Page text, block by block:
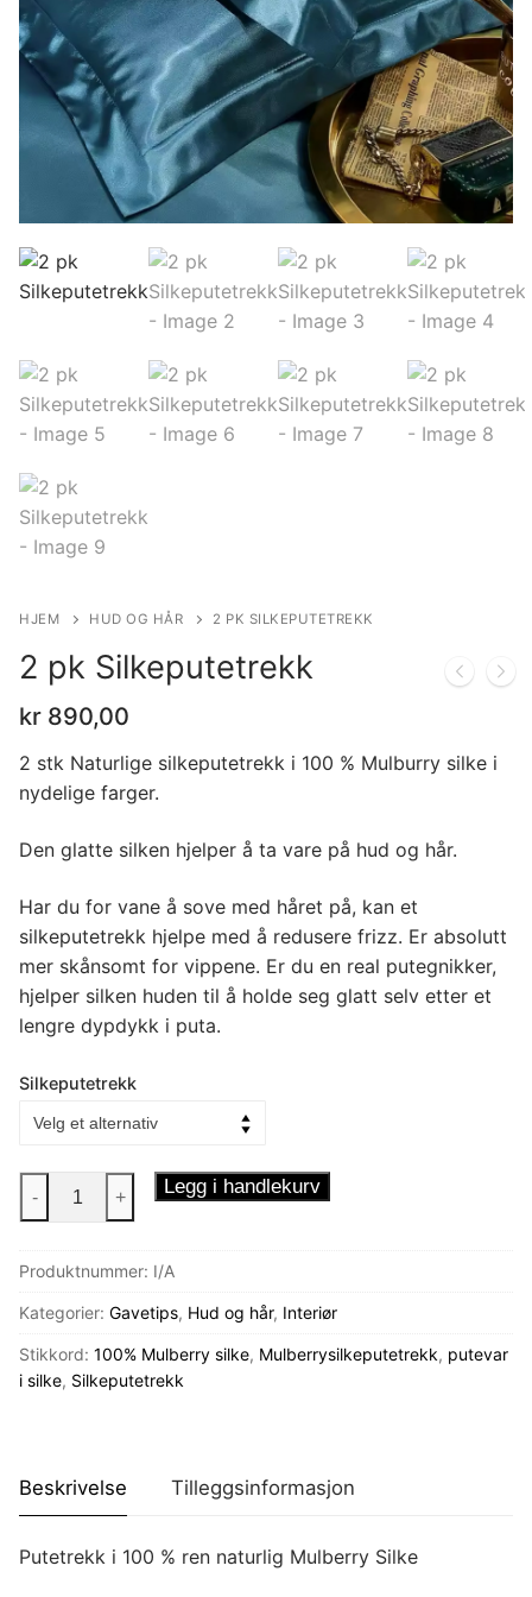
HJEM HUD OG HÅR 2 PK SILKEPUTETREKK
2 pk Silkeputetrekk
kr 890,00
2 stk Naturlige silkeputetrekk i 100 % Mulburry silke i
nydelige farger.
Den glatte silken hjelper å ta vare på hud og hår.
Har du for vane å sove med håret på, kan et
silkeputetrekk hjelpe med å redusere frizz. Er absolutt
mer skånsomt for vippene. Er du en real putegnikker,
hjelper silken huden til å holde seg glatt selv etter et
lengre dypdykk i puta.
Silkeputetrekk
pk
antall
- + Legg i handlekurv
Produktnummer: I/A
Kategorier: Gavetips, Hud og hår, Interiør
Stikkord: 100% Mulberry silke, Mulberrysilkeputetrekk, putevar
i silke, Silkeputetrekk
Beskrivelse Tilleggsinformasjon
Putetrekk i 100 % ren naturlig Mulberry Silke